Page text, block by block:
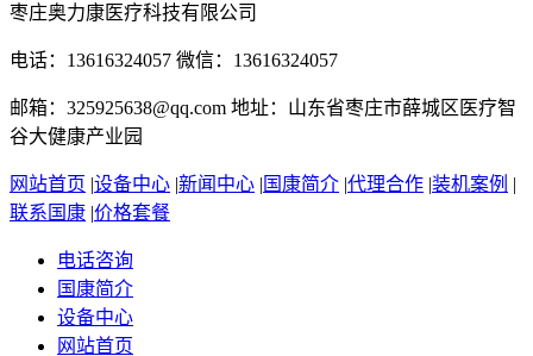
枣庄奥力康医疗科技有限公司
电话：13616324057 微信：13616324057
邮箱：325925638@qq.com 地址：山东省枣庄市薛城区医疗智
谷大健康产业园
网站首页 |设备中心 |新闻中心 | 国康简介 |代理合作 |装机案例 |
联系国康 |价格套餐
电话咨询
国康简介
设备中心
网站首页